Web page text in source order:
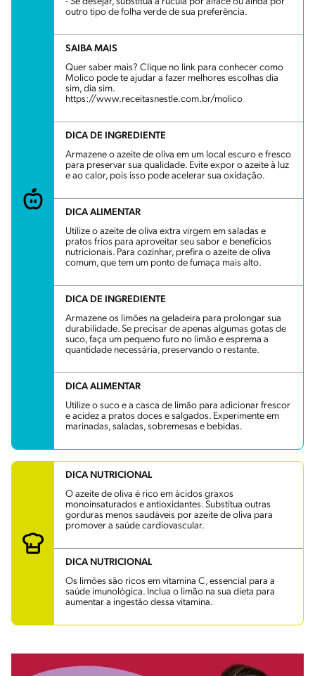
outro tipo de folha verde de sua preferência.
SAIBA MAIS
Quer saber mais? Clique no link para conhecer como
Molico pode te ajudar a fazer melhores escolhas dia
sim, dia sim.
https://www.receitasnestle.com.br/molico
DICA DE INGREDIENTE
Armazene o azeite de oliva em um local escuro e fresco
para preservar sua qualidade. Evite expor o azeite à luz
e ao calor, pois isso pode acelerar sua oxidação.
DICA ALIMENTAR
Utilize o azeite de oliva extra virgem em saladas e
pratos frios para aproveitar seu sabor e benefícios
nutricionais. Para cozinhar, prefira o azeite de oliva
comum, que tem um ponto de fumaça mais alto.
DICA DE INGREDIENTE
Armazene os limões na geladeira para prolongar sua
durabilidade. Se precisar de apenas algumas gotas de
suco, faça um pequeno furo no limão e esprema a
quantidade necessária, preservando o restante.
DICA ALIMENTAR
Utilize o suco e a casca de limão para adicionar frescor
e acidez a pratos doces e salgados. Experimente em
marinadas, saladas, sobremesas e bebidas.
DICA NUTRICIONAL
O azeite de oliva é rico em ácidos graxos
monoinsaturados e antioxidantes. Substitua outras
gorduras menos saudáveis por azeite de oliva para
promover a saúde cardiovascular.
DICA NUTRICIONAL
Os limões são ricos em vitamina C, essencial para a
saúde imunológica. Inclua o limão na sua dieta para
aumentar a ingestão dessa vitamina.